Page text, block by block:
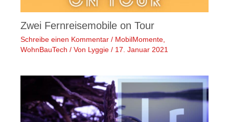
Zwei Fernreisemobile on Tour
Schreibe einen Kommentar / MobilMomente
WohnBauTech / Von Lyggie / 17. Januar 2021